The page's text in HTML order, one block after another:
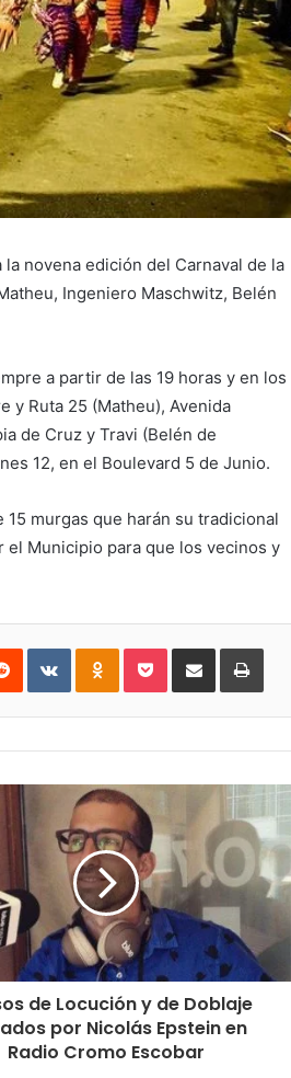
novena edición del Carnaval de la
Ingeniero Maschwitz, Belén
a partir de las 19 horas y en los
y Ruta 25 (Matheu), Avenida
de Cruz y Travi (Belén de
12, en el Boulevard 5 de Junio.
murgas que harán su tradicional
Municipio para que los vecinos y
Reddit VKontakteOdnoklassniki
PocketShare
Email
Print
de Locución y de Doblaje
por Nicolás Epstein en
Radio Cromo Escobar